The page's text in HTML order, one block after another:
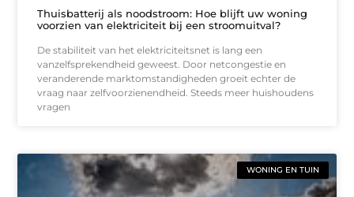
Thuisbatterij als noodstroom: Hoe blijft uw woning
voorzien van elektriciteit bij een stroomuitval?
De stabiliteit van het elektriciteitsnet is lang een
vanzelfsprekendheid geweest. Door netcongestie en
veranderende marktomstandigheden groeit echter de
vraag naar zelfvoorzienendheid. Steeds meer huishoudens
vragen
WONING EN TUIN